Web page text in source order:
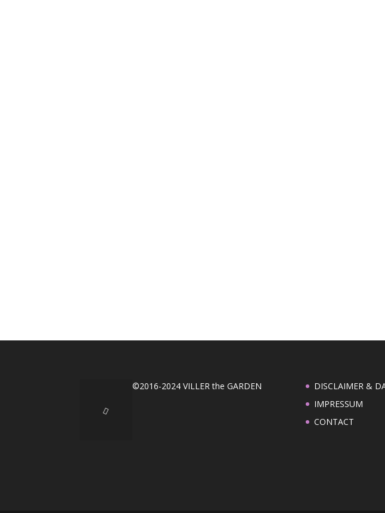
©2016-2024 VILLER the GARDEN
DISCLAIMER &
IMPRESSUM
CONTACT